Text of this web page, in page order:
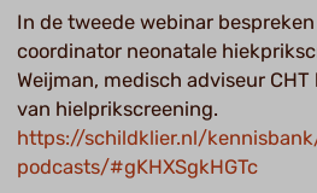
In de tweede webinar
coordinator neonatale
Weijman, medisch adviseur
van hielprikscreening.
https://schildklier.nl/
podcasts/#gKHXSgkHGTc